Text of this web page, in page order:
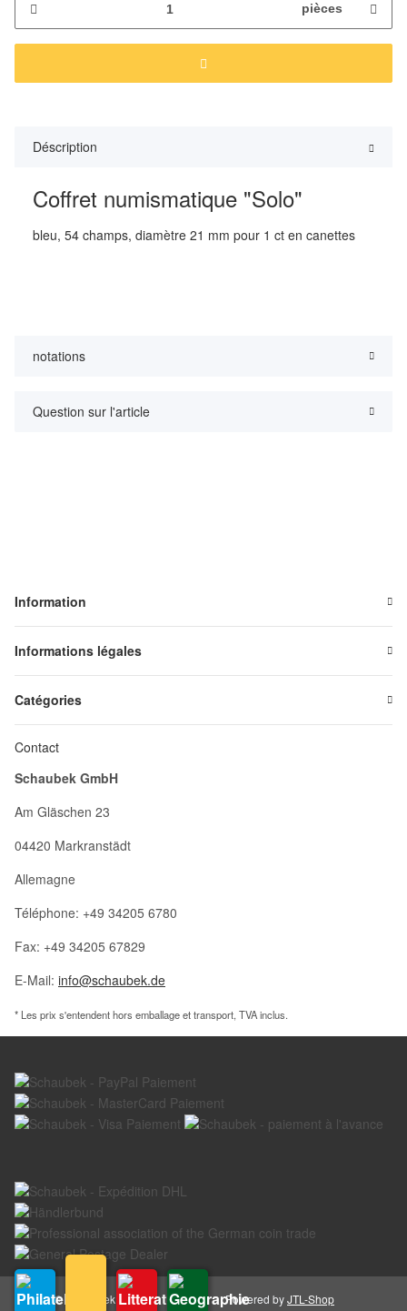
pièces
Déscription
Coffret numismatique "Solo"
bleu, 54 champs, diamètre 21 mm pour 1 ct en canettes
notations
Question sur l'article
Information
Informations légales
Catégories
Contact
Schaubek GmbH
Am Gläschen 23
04420 Markranstädt
Allemagne
Téléphone: +49 34205 6780
Fax: +49 34205 67829
E-Mail: info@schaubek.de
* Les prix s'entendent hors emballage et transport, TVA inclus.
© Schaubek GmbH Powered byJTL-Shop